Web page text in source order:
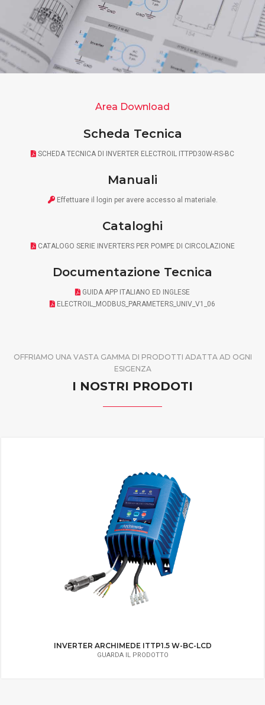
Area Download
Scheda Tecnica
SCHEDA TECNICA DI INVERTER ELECTROIL ITTPD30W-RS-BC
Manuali
Effettuare il login per avere accesso al materiale.
Cataloghi
CATALOGO SERIE INVERTERS PER POMPE DI CIRCOLAZIONE
Documentazione Tecnica
GUIDA APP ITALIANO ED INGLESE
ELECTROIL_MODBUS_PARAMETERS_UNIV_V1_06
OFFRIAMO UNA VASTA GAMMA DI PRODOTTI ADATTA AD OGNI
ESIGENZA
I NOSTRI PRODOTI
INVERTER ARCHIMEDE ITTP1.5 W-BC-LCD
GUARDA IL PRODOTTO